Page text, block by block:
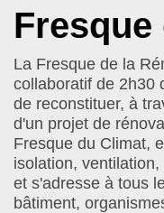
Fresque
La Fresque de la
collaboratif de 2h30
de reconstituer, à
d'un projet de
Fresque du Climat,
isolation,
et s'adresse à tous
bâtiment,